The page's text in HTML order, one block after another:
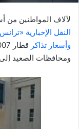
و
ن
ي
ا
لآلاف المواطنين من
النقل الإخبارية
وأسعار تذاكر
ومحافظات الصعيد إلى